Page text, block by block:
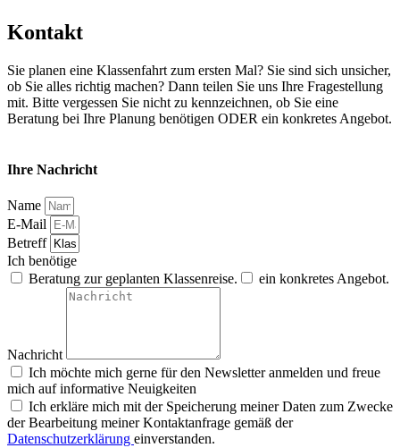
Kontakt
Sie planen eine Klassenfahrt zum ersten Mal? Sie sind sich unsicher,
ob Sie alles richtig machen? Dann teilen Sie uns Ihre Fragestellung
mit. Bitte vergessen Sie nicht zu kennzeichnen, ob Sie eine
Beratung bei Ihre Planung benötigen ODER ein konkretes Angebot.
Ihre Nachricht
Name
E-Mail
Betreff
Ich benötige
Beratung zur geplanten Klassenreise.
ein konkretes Angebot.
Nachricht
Ich möchte mich gerne für den Newsletter anmelden und freue
mich auf informative Neuigkeiten
Ich erkläre mich mit der Speicherung meiner Daten zum Zwecke
der Bearbeitung meiner Kontaktanfrage gemäß der
Datenschutzerklärung einverstanden.